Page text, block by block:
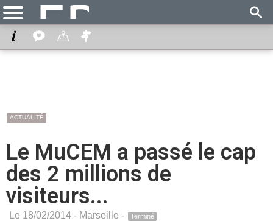
ACTUALITÉ
Le MuCEM a passé le cap
des 2 millions de
visiteurs...
Le 18/02/2014 - Marseille - Terminé